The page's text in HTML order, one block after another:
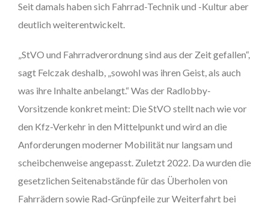
Seit damals haben sich Fahrrad-Technik und -Kultur aber
deutlich weiterentwickelt.
„StVO und Fahrradverordnung sind aus der Zeit gefallen“,
sagt Felczak deshalb, „sowohl was ihren Geist, als auch
was ihre Inhalte anbelangt.“ Was der Radlobby-
Vorsitzende konkret meint: Die StVO stellt nach wie vor
den Kfz-Verkehr in den Mittelpunkt und wird an die
Anforderungen moderner Mobilität nur langsam und
scheibchenweise angepasst. Zuletzt 2022. Da wurden die
gesetzlichen Seitenabstände für das Überholen von
Fahrrädern sowie Rad-Grünpfeile zur Weiterfahrt bei